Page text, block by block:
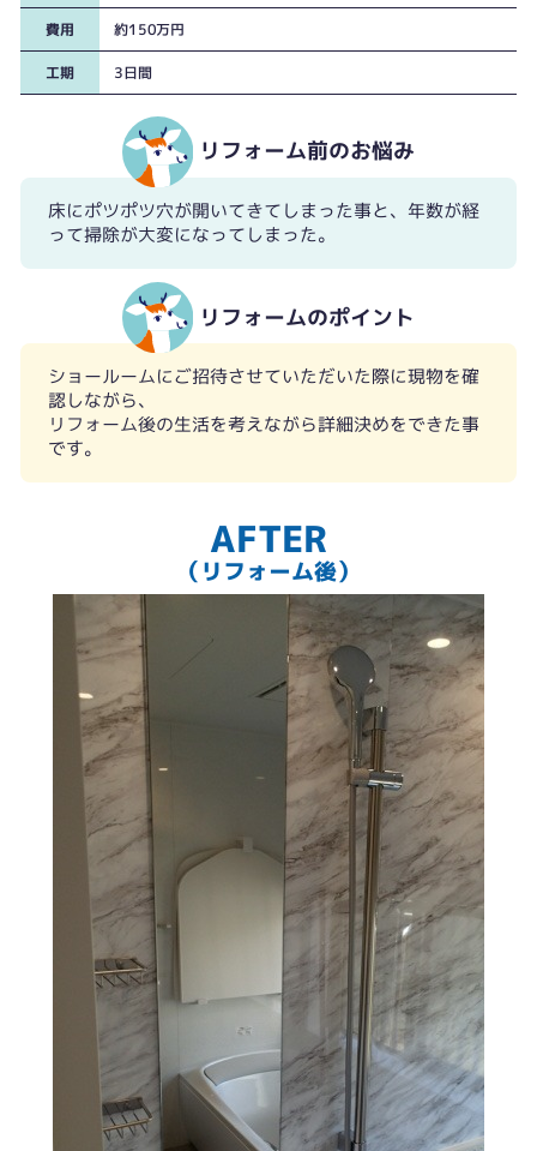
費用 約150万円
工期 3日間
リフォーム前のお悩み
床にポツポツ穴が開いてきてしまった事と、年数が経
って掃除が大変になってしまった。
リフォームのポイント
ショールームにご招待させていただいた際に現物を確
認しながら、
リフォーム後の生活を考えながら詳細決めをできた事
です。
AFTER
（リフォーム後）
暖房換気扇（100V）
ダウンライト（標準）